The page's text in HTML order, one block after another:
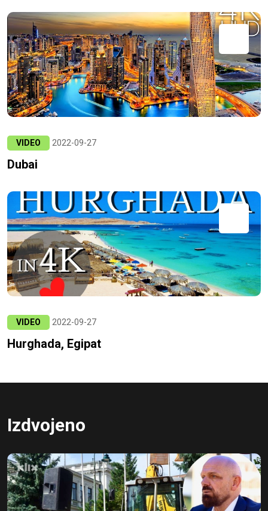
VIDEO 2022-09-27
Dubai
VIDEO 2022-09-27
Hurghada, Egipat
Izdvojeno